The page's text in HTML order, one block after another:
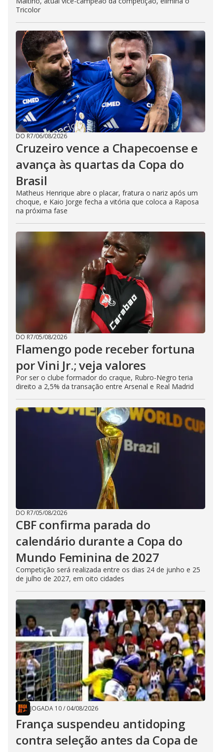
Tricolor
DO R7/06/08/2026
Cruzeiro vence a Chapecoense e
avança às quartas da Copa do
Brasil
Matheus Henrique abre o placar, fratura o nariz após um
choque, e Kaio Jorge fecha a vitória que coloca a Raposa
na próxima fase
DO R7/05/08/2026
Flamengo pode receber fortuna
por Vini Jr.; veja valores
Por ser o clube formador do craque, Rubro-Negro teria
direito a 2,5% da transação entre Arsenal e Real Madrid
DO R7/05/08/2026
CBF confirma parada do
calendário durante a Copa do
Mundo Feminina de 2027
Competição será realizada entre os dias 24 de junho e 25
de julho de 2027, em oito cidades
JOGADA 10/ 04/08/2026
França suspendeu antidoping
contra seleção antes da Copa de